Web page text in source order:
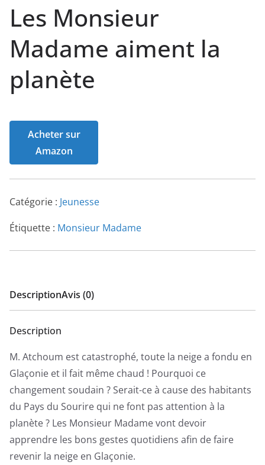
Les Monsieur
Madame aiment la
planète
Acheter sur
Amazon
Catégorie : Jeunesse
Étiquette : Monsieur Madame
DescriptionAvis (0)
Description
M. Atchoum est catastrophé, toute la neige a fondu en
Glaçonie et il fait même chaud ! Pourquoi ce
changement soudain ? Serait-ce à cause des habitants
du Pays du Sourire qui ne font pas attention à la
planète ? Les Monsieur Madame vont devoir
apprendre les bons gestes quotidiens afin de faire
revenir la neige en Glaçonie.